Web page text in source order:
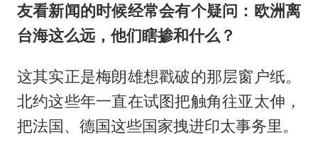
友看新闻的时候经常会有个疑问：欧洲离
台海这么远，他们瞎掺和什么？
这其实正是梅朗雄想戳破的那层窗户纸。
北约这些年一直在试图把触角往亚太伸，
把法国、德国这些国家拽进印太事务里。